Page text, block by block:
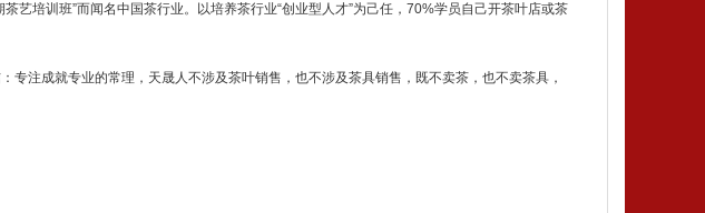
艺培训班”而闻名中国茶行业。以培养茶行业“创业型人才”为己任，70%学员自己开茶叶店或茶
专注成就专业的常理，天晟人不涉及茶叶销售，也不涉及茶具销售，既不卖茶，也不卖茶具，